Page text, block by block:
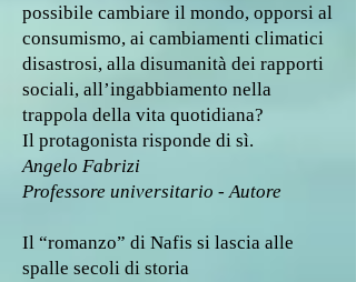
possibile cambiare il mondo, opporsi al
consumismo, ai cambiamenti climatici
disastrosi, alla disumanità dei rapporti
sociali, all’ingabbiamento nella
trappola della vita quotidiana?
Il protagonista risponde di sì.
Angelo Fabrizi
Professore universitario - Autore
Il “romanzo” di Nafis si lascia alle
spalle secoli di storia